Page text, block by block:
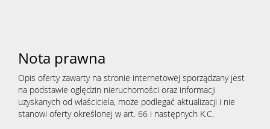
Nota prawna
Opis oferty zawarty na stronie internetowej sporządzany jest
na podstawie oględzin nieruchomości oraz informacji
uzyskanych od właściciela, może podlegać aktualizacji i nie
stanowi oferty określonej w art. 66 i następnych K.C.